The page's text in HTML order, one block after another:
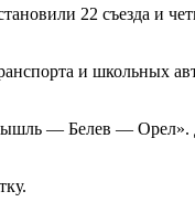
22 съезда и
и школьных
— Белев — Орел».